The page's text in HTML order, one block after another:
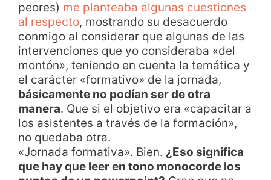
peores) me planteaba algunas cuestiones
al respecto, mostrando su desacuerdo
conmigo al considerar que algunas de las
intervenciones que yo consideraba «del
montón», teniendo en cuenta la temática y
el carácter «formativo» de la jornada,
básicamente no podían ser de otra
manera. Que si el objetivo era «capacitar a
los asistentes a través de la formación»,
no quedaba otra.
«Jornada formativa». Bien. ¿Eso significa
que hay que leer en tono monocorde los